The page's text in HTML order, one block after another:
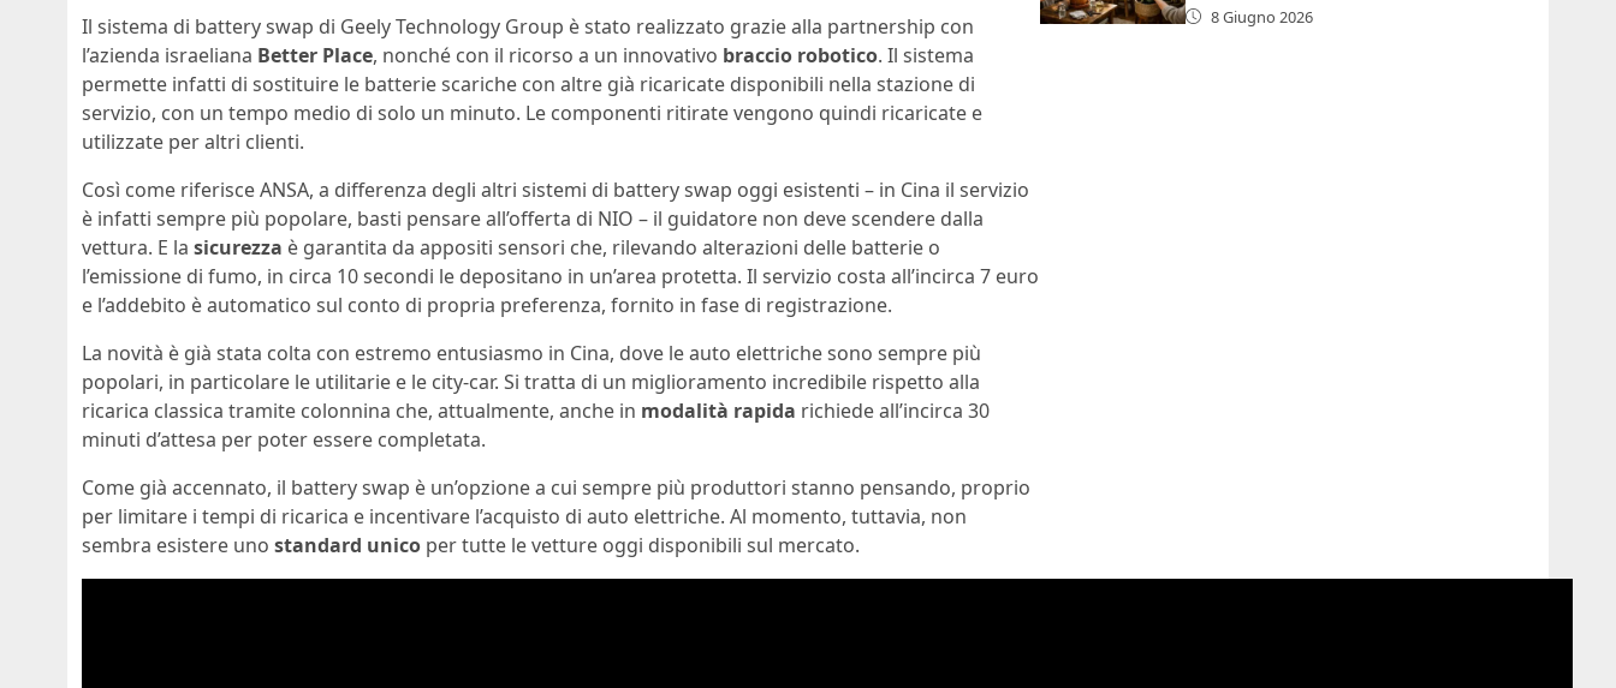
Il sistema di battery swap di Geely Technology Group è stato realizzato grazie alla partnership con
l’azienda israeliana Better Place, nonché con il ricorso a un innovativo braccio robotico. Il sistema
permette infatti di sostituire le batterie scariche con altre già ricaricate disponibili nella stazione di
servizio, con un tempo medio di solo un minuto. Le componenti ritirate vengono quindi ricaricate e
utilizzate per altri clienti.
Così come riferisce ANSA, a differenza degli altri sistemi di battery swap oggi esistenti – in Cina il servizio
è infatti sempre più popolare, basti pensare all’offerta di NIO – il guidatore non deve scendere dalla
vettura. E la sicurezza è garantita da appositi sensori che, rilevando alterazioni delle batterie o
l’emissione di fumo, in circa 10 secondi le depositano in un’area protetta. Il servizio costa all’incirca 7 euro
e l’addebito è automatico sul conto di propria preferenza, fornito in fase di registrazione.
La novità è già stata colta con estremo entusiasmo in Cina, dove le auto elettriche sono sempre più
popolari, in particolare le utilitarie e le city-car. Si tratta di un miglioramento incredibile rispetto alla
ricarica classica tramite colonnina che, attualmente, anche in modalità rapida richiede all’incirca 30
minuti d’attesa per poter essere completata.
Come già accennato, il battery swap è un’opzione a cui sempre più produttori stanno pensando, proprio
per limitare i tempi di ricarica e incentivare l’acquisto di auto elettriche. Al momento, tuttavia, non
sembra esistere uno standard unico per tutte le vetture oggi disponibili sul mercato.
8 Giugno 2026